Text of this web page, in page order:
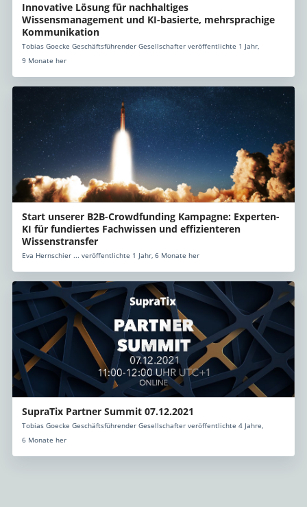
Innovative Lösung für nachhaltiges
Wissensmanagement und KI-basierte, mehrsprachige
Kommunikation
Tobias Goecke Geschäftsführender Gesellschafter veröffentlichte 1 Jahr,
9 Monate her
Start unserer B2B-Crowdfunding Kampagne: Experten-
KI für fundiertes Fachwissen und effizienteren
Wissenstransfer
Eva Hernschier ... veröffentlichte 1 Jahr, 6 Monate her
SupraTix Partner Summit 07.12.2021
Tobias Goecke Geschäftsführender Gesellschafter veröffentlichte 4 Jahre,
6 Monate her